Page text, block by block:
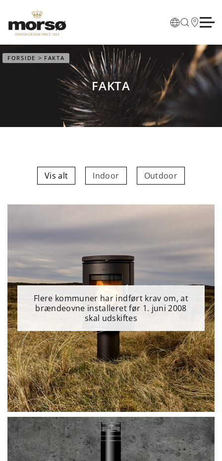
Skip to main content
FORSIDE FAKTA
FAKTA
Vis alt Indoor Outdoor
Flere kommuner har indført krav om, at
brændeovne installeret før 1. juni 2008
skal udskiftes